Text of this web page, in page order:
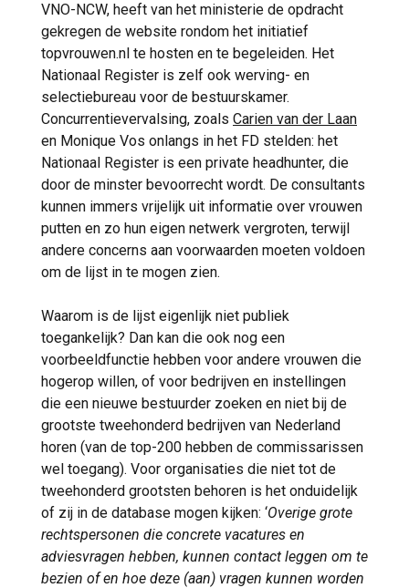
VNO-NCW, heeft van het ministerie de opdracht
gekregen de website rondom het initiatief
topvrouwen.nl te hosten en te begeleiden. Het
Nationaal Register is zelf ook werving- en
selectiebureau voor de bestuurskamer.
Concurrentievervalsing, zoals Carien van der Laan
en Monique Vos onlangs in het FD stelden: het
Nationaal Register is een private headhunter, die
door de minster bevoorrecht wordt. De consultants
kunnen immers vrijelijk uit informatie over vrouwen
putten en zo hun eigen netwerk vergroten, terwijl
andere concerns aan voorwaarden moeten voldoen
om de lijst in te mogen zien.
Waarom is de lijst eigenlijk niet publiek
toegankelijk? Dan kan die ook nog een
voorbeeldfunctie hebben voor andere vrouwen die
hogerop willen, of voor bedrijven en instellingen
die een nieuwe bestuurder zoeken en niet bij de
grootste tweehonderd bedrijven van Nederland
horen (van de top-200 hebben de commissarissen
wel toegang). Voor organisaties die niet tot de
tweehonderd grootsten behoren is het onduidelijk
of zij in de database mogen kijken: ‘Overige grote
rechtspersonen die concrete vacatures en
adviesvragen hebben, kunnen contact leggen om te
bezien of en hoe deze (aan) vragen kunnen worden